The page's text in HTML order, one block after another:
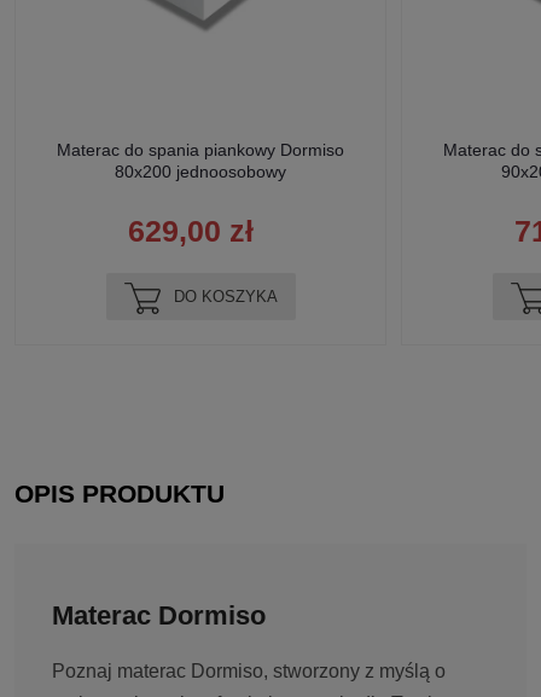
Materac do spania piankowy Dormiso
80x200 jednoosobowy
629,00 zł
DO KOSZYKA
Materac do
OPIS PRODUKTU
Materac Dormiso
Poznaj materac Dormiso, stworzony z myślą o